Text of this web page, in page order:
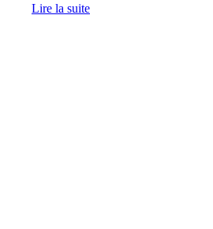
Lire la suite